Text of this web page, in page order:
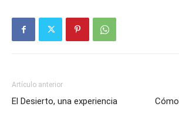
Artículo anterior
El Desierto, una experiencia